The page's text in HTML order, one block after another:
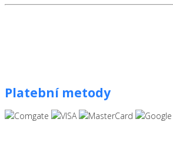
Platební metody